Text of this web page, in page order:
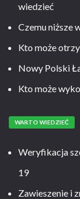
wiedzieć
Czemu niższe
Kto może
Nowy Polski
Kto może
WARTO WIEDZIEĆ
Weryfikacja
19
Zawieszenie i